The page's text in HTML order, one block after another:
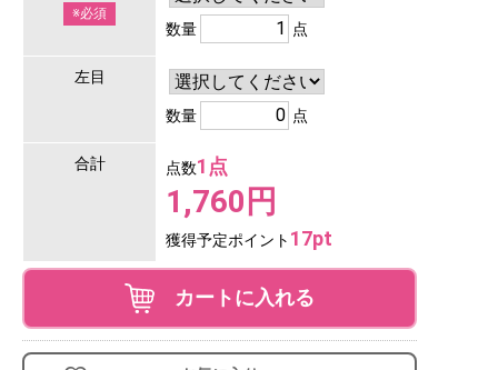
※必須
数量 点
左目
数量 点
合計 点数1点
1,760円
獲得予定ポイント 17pt
カートに入れる